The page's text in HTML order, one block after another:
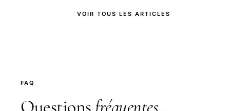
VOIR TOUS LES ARTICLES
FAQ